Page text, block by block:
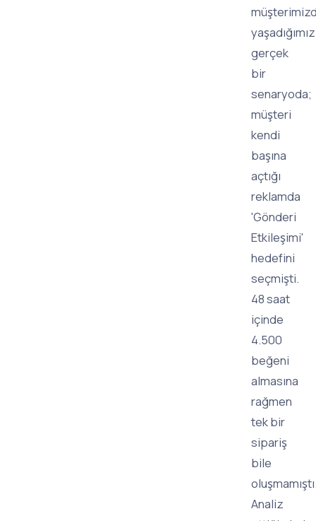
yaşadığımız
gerçek
bir
senaryoda;
müşteri
kendi
başına
açtığı
reklamda
'Gönderi
Etkileşimi'
hedefini
seçmişti.
48 saat
içinde
4.500
beğeni
almasına
rağmen
tek bir
sipariş
bile
Analiz